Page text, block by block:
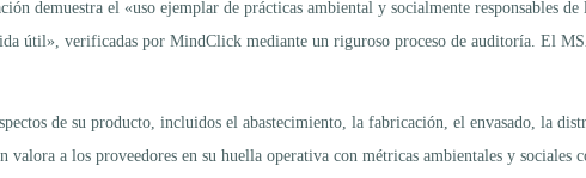
demuestra el «uso ejemplar de prácticas ambiental y socialmente responsables
útil», verificadas por MindClick mediante un riguroso proceso de auditoría. El
de su producto, incluidos el abastecimiento, la fabricación, el envasado, la
a los proveedores en su huella operativa con métricas ambientales y